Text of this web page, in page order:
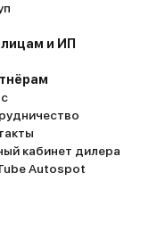
и ИП
кабинет дилера
Autospot